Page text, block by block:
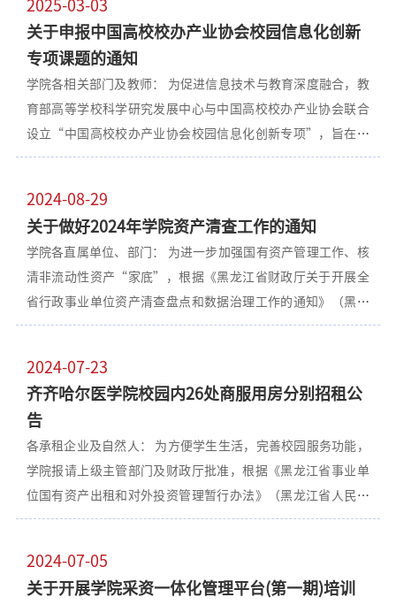
各部门闲置的办公家具及办公设备一律上交国有资产管理处，
以备调剂使用。三、对办公家具的配备使用要求1、调整到新岗
位的干部一律使用新岗位的原有办公家具，原岗位办公家具不
得随干部带到新的岗位。2、确实没有办公家具的干部，可由工
作部门向主管领导提出申请，联系国有资产管理处调剂或者采
购解决。四、对办公设备的配备使用要求1、干部个人使用的电
备携带到新的岗位。3、确实没有办公设备的干部，可由工作部
门向主管领导提出申请，联系国有资产管理处调剂或者采购解
决。五、相关资产账目调整对干部调整所引起的资产管理关系
变化，原岗位所在部门资产管理员要牵头及时办理资产调拨和
2025-03-03
关于申报中国高校校办产业协会校园信息化创新
专项课题的通知
学院各相关部门及教师： 为促进信息技术与教育深度融合，教
育部高等学校科学研究发展中心与中国高校校办产业协会联合
设立“中国高校校办产业协会校园信息化创新专项”，旨在支
持高校技术创新研究和成果转化和产学研协同教育管理研究，
全、智能无人系统等领域的研究与创新应用。 1.根据确定的研
究内容，专项基金为每个课题提供总经费为10万元至50万元的
支持，其中研究经费5万元至25万元。课题申请人无需向资助企
业额外购买配套设备或软件。 2.课题的选题方向和申请条件需
符合《中国高校校办产业协会校园信息化创新专项申请指南说
校校办产业协会校园信息化创新专项申请书》（附件3），于
2025年3月7日提交到国有资产管理处统一盖章，然后自行将签
字盖章后的PDF扫描文件上传至：
https://cxjj.cutech.edu.cn。 书面材
2024-08-29
关于做好2024年学院资产清查工作的通知
学院各直属单位、部门： 为进一步加强国有资产管理工作、核
清非流动性资产“家底”，根据《黑龙江省财政厅关于开展全
省行政事业单位资产清查盘点和数据治理工作的通知》（黑财
资[2024]24号）文件精神，以及省教育厅工作部署。学院已印
位给予高度重视，认真贯彻执行，做好资产清查盘点工作，做
到信息准确、账实相符，并按时上报材料，国有资产管理处将
组织相关部门进行检查。附件：《齐齐哈尔医学院2024年资产
清查工作实施方案》院政发[2024]98号.doc 齐齐哈尔医学院
2024年资产清查盘盈登记表.xlsx 齐齐哈尔医学院2024年资产
清查盘亏登记表.xlsx国有资产管理处2024年8月29日
2024-07-23
齐齐哈尔医学院校园内26处商服用房分别招租公
告
各承租企业及自然人： 为方便学生生活，完善校园服务功能，
学院报请上级主管部门及财政厅批准，根据《黑龙江省事业单
位国有资产出租和对外投资管理暂行办法》（黑龙江省人民政
府令【第1号】）文件精神，全权委托黑龙江联合产权交易所有
https://www.ejy365.com/info/ejypl6413（e交易平台），欢
迎潜在承租企业及自然人参与。国有资产管理处2024年7月23
2024-07-05
关于开展学院采资一体化管理平台(第一期)培训